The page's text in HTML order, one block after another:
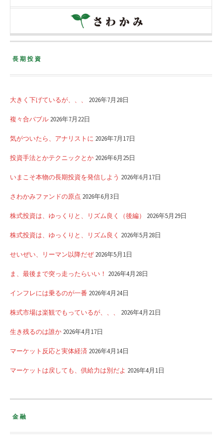
長期投資
大きく下げているが、、、 2026年7月28日
複々合バブル 2026年7月22日
気がついたら、アナリストに 2026年7月17日
投資手法とかテクニックとか 2026年6月25日
いまこそ本物の長期投資を発信しよう 2026年6月17日
さわかみファンドの原点 2026年6月3日
株式投資は、ゆっくりと、リズム良く（後編） 2026年5月29日
株式投資は、ゆっくりと、リズム良く 2026年5月28日
せいぜい、リーマン以降だぜ2026年5月1日
ま、最後まで突っ走ったらいい！ 2026年4月28日
インフレには乗るのが一番 2026年4月24日
株式市場は楽観でもっているが、、、 2026年4月21日
生き残るのは誰か 2026年4月17日
マーケット反応と実体経済 2026年4月14日
マーケットは戻しても、供給力は別だよ 2026年4月1日
金融